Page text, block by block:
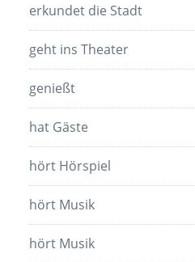
erkundet die Stadt
geht ins Theater
genießt
hat Gäste
hört Hörspiel
hört Musik
hört Musik